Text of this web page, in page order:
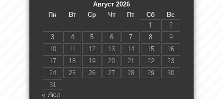
Август 2026
Пн
Вт Ср Чт Пт Сб
Вс
1
2
3
4 5 6 7 8
9
10
11 12 13 14 15
16
17
18 19 20 21 22
23
24
25 26 27 28 29
30
31
« Июл